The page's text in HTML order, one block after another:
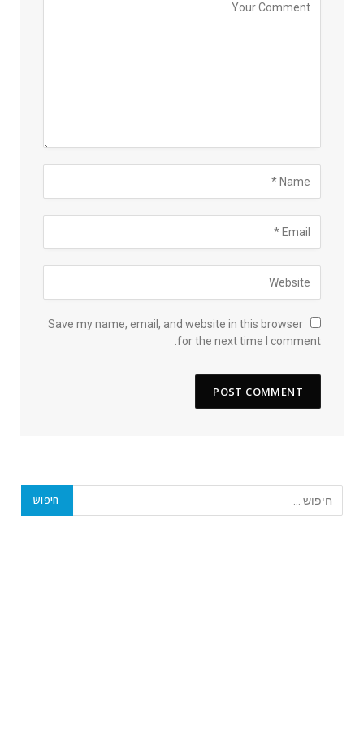
Save my name, email, and website in this browser
for the next time I comment.